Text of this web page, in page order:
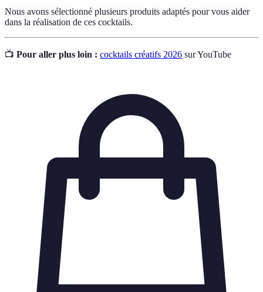
Nous avons sélectionné plusieurs produits adaptés pour vous aider
dans la réalisation de ces cocktails.
📺 Pour aller plus loin : cocktails créatifs 2026 sur YouTube